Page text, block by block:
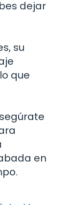
dejar
su
que
en